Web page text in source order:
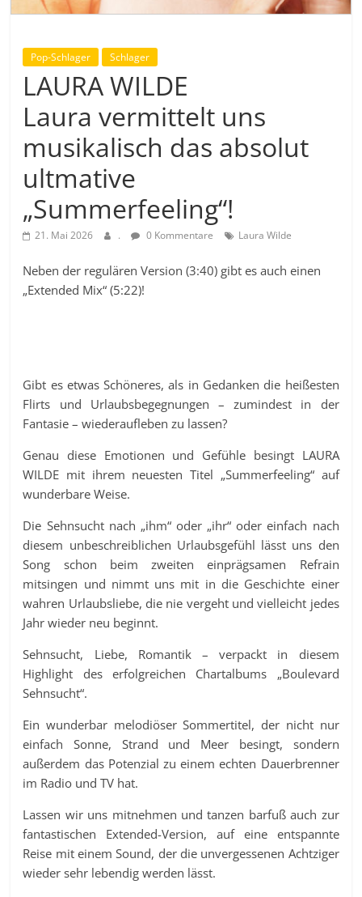
Pop-Schlager Schlager
LAURA WILDE
Laura vermittelt uns
musikalisch das absolut
ultmative
„Summerfeeling“!
21. Mai 2026 . 0 Kommentare Laura Wilde
Neben der regulären Version (3:40) gibt es auch einen
„Extended Mix“ (5:22)!
Gibt es etwas Schöneres, als in Gedanken die heißesten
Flirts und Urlaubsbegegnungen – zumindest in der
Fantasie – wiederaufleben zu lassen?
Genau diese Emotionen und Gefühle besingt LAURA
WILDE mit ihrem neuesten Titel „Summerfeeling“ auf
wunderbare Weise.
Die Sehnsucht nach „ihm“ oder „ihr“ oder einfach nach
diesem unbeschreiblichen Urlaubsgefühl lässt uns den
Song schon beim zweiten einprägsamen Refrain
mitsingen und nimmt uns mit in die Geschichte einer
wahren Urlaubsliebe, die nie vergeht und vielleicht jedes
Jahr wieder neu beginnt.
Sehnsucht, Liebe, Romantik – verpackt in diesem
Highlight des erfolgreichen Chartalbums „Boulevard
Sehnsucht“.
Ein wunderbar melodiöser Sommertitel, der nicht nur
einfach Sonne, Strand und Meer besingt, sondern
außerdem das Potenzial zu einem echten Dauerbrenner
im Radio und TV hat.
Lassen wir uns mitnehmen und tanzen barfuß auch zur
fantastischen Extended-Version, auf eine entspannte
Reise mit einem Sound, der die unvergessenen Achtziger
wieder sehr lebendig werden lässt.